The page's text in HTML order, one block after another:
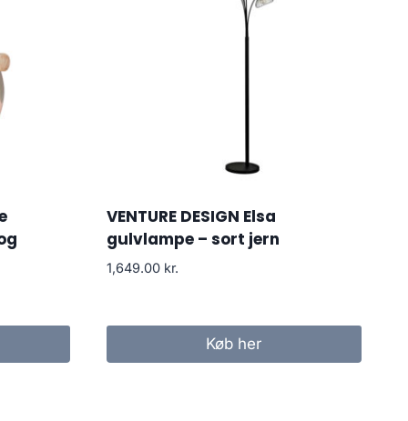
VENTURE DESIGN Elsa
gulvlampe – sort jern
1,649.00 kr.
Køb her